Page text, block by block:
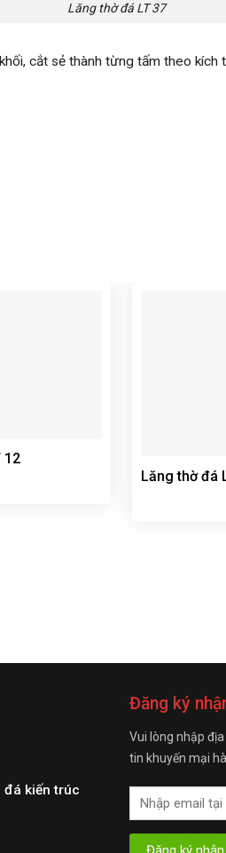
Lăng thờ đá LT 37
cắt sẻ thành từng tấm theo
12
Lăng thờ đá
đá kiến trúc
Đăng ký
Vui lòng nhập
tin khuyến mại